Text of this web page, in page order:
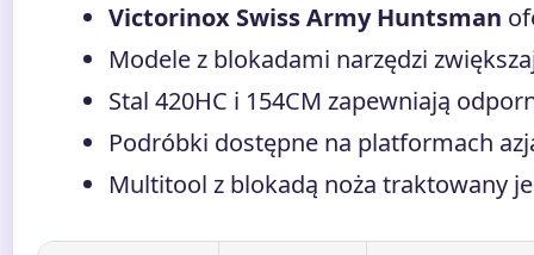
Victorinox Swiss Army Huntsman
Modele z blokadami narzędzi
Stal 420HC i 154CM zapewniają
Podróbki dostępne na platformach
Multitool z blokadą noża traktowany